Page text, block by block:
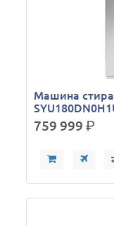
Машина
759 999р.